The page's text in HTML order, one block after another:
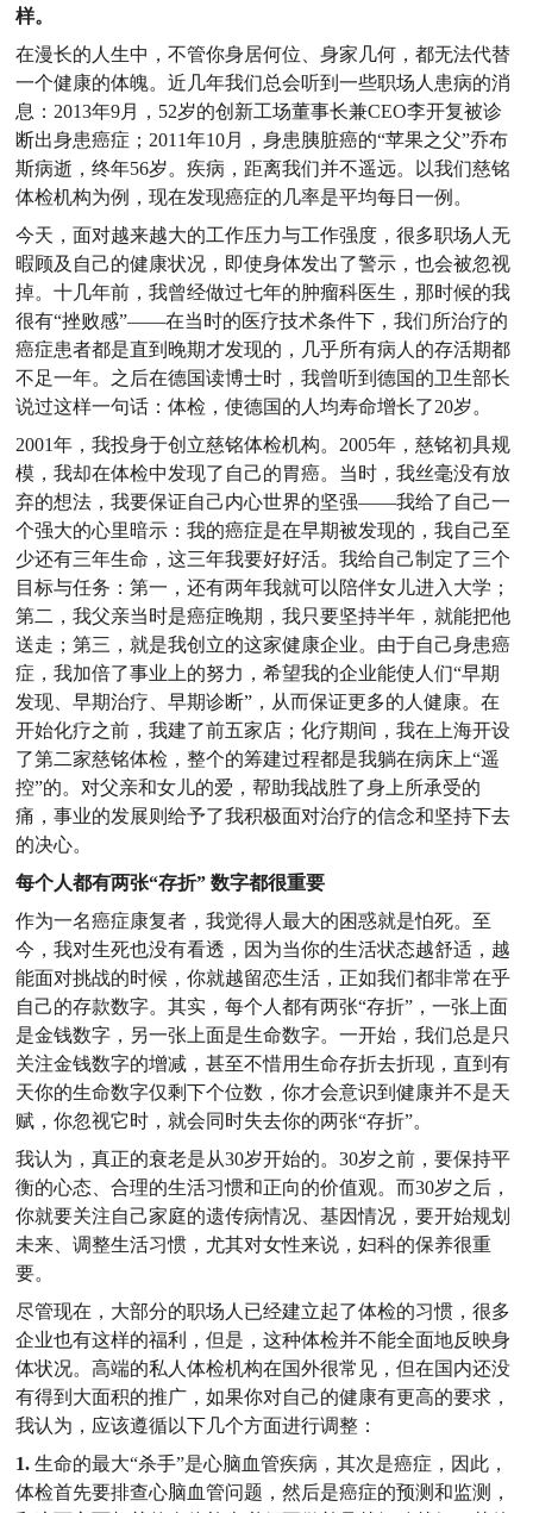
样。
在漫长的人生中，不管你身居何位、身家几何，都无法代替
一个健康的体魄。近几年我们总会听到一些职场人患病的消
息：2013年9月，52岁的创新工场董事长兼CEO李开复被诊
断出身患癌症；2011年10月，身患胰脏癌的“苹果之父”乔布
斯病逝，终年56岁。疾病，距离我们并不遥远。以我们慈铭
体检机构为例，现在发现癌症的几率是平均每日一例。
今天，面对越来越大的工作压力与工作强度，很多职场人无
暇顾及自己的健康状况，即使身体发出了警示，也会被忽视
掉。十几年前，我曾经做过七年的肿瘤科医生，那时候的我
很有“挫败感”——在当时的医疗技术条件下，我们所治疗的
癌症患者都是直到晚期才发现的，几乎所有病人的存活期都
不足一年。之后在德国读博士时，我曾听到德国的卫生部长
说过这样一句话：体检，使德国的人均寿命增长了20岁。
2001年，我投身于创立慈铭体检机构。2005年，慈铭初具规
模，我却在体检中发现了自己的胃癌。当时，我丝毫没有放
弃的想法，我要保证自己内心世界的坚强——我给了自己一
个强大的心里暗示：我的癌症是在早期被发现的，我自己至
少还有三年生命，这三年我要好好活。我给自己制定了三个
目标与任务：第一，还有两年我就可以陪伴女儿进入大学；
第二，我父亲当时是癌症晚期，我只要坚持半年，就能把他
送走；第三，就是我创立的这家健康企业。由于自己身患癌
症，我加倍了事业上的努力，希望我的企业能使人们“早期
发现、早期治疗、早期诊断”，从而保证更多的人健康。在
开始化疗之前，我建了前五家店；化疗期间，我在上海开设
了第二家慈铭体检，整个的筹建过程都是我躺在病床上“遥
控”的。对父亲和女儿的爱，帮助我战胜了身上所承受的
痛，事业的发展则给予了我积极面对治疗的信念和坚持下去
的决心。
每个人都有两张“存折”数字都很重要
作为一名癌症康复者，我觉得人最大的困惑就是怕死。至
今，我对生死也没有看透，因为当你的生活状态越舒适，越
能面对挑战的时候，你就越留恋生活，正如我们都非常在乎
自己的存款数字。其实，每个人都有两张“存折”，一张上面
是金钱数字，另一张上面是生命数字。一开始，我们总是只
关注金钱数字的增减，甚至不惜用生命存折去折现，直到有
天你的生命数字仅剩下个位数，你才会意识到健康并不是天
赋，你忽视它时，就会同时失去你的两张“存折”。
我认为，真正的衰老是从30岁开始的。30岁之前，要保持平
衡的心态、合理的生活习惯和正向的价值观。而30岁之后，
你就要关注自己家庭的遗传病情况、基因情况，要开始规划
未来、调整生活习惯，尤其对女性来说，妇科的保养很重
要。
尽管现在，大部分的职场人已经建立起了体检的习惯，很多
企业也有这样的福利，但是，这种体检并不能全面地反映身
体状况。高端的私人体检机构在国外很常见，但在国内还没
有得到大面积的推广，如果你对自己的健康有更高的要求，
我认为，应该遵循以下几个方面进行调整：
1. 生命的最大“杀手”是心脑血管疾病，其次是癌症，因此，
体检首先要排查心脑血管问题，然后是癌症的预测和监测，